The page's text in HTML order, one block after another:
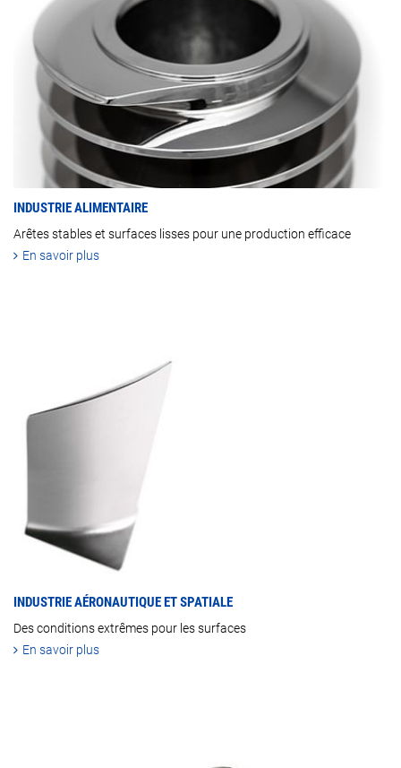
INDUSTRIE ALIMENTAIRE
Arêtes stables et surfaces lisses pour une production efficace
En savoir plus
INDUSTRIE AÉRONAUTIQUE ET SPATIALE
Des conditions extrêmes pour les surfaces
En savoir plus